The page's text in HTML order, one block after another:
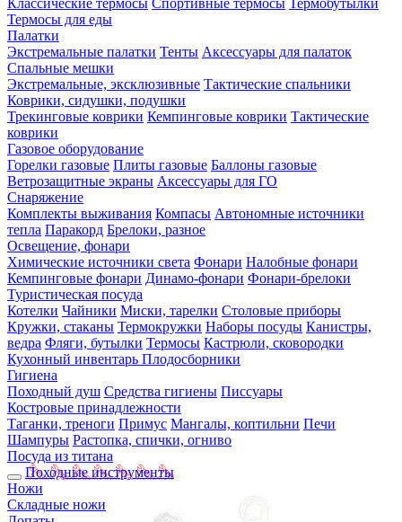
Классические термосы Спортивные термосы Термобутылки
Термосы для еды
Палатки
Экстремальные палатки Тенты Аксессуары для палаток
Спальные мешки
Экстремальные, эксклюзивные Тактические спальники
Коврики, сидушки, подушки
Трекинговые коврики Кемпинговые коврики Тактические
коврики
Газовое оборудование
Горелки газовые Плиты газовые Баллоны газовые
Ветрозащитные экраны Аксессуары для ГО
Снаряжение
Комплекты выживания Компасы Автономные источники
тепла Паракорд Брелоки, разное
Освещение, фонари
Химические источники света Фонари Налобные фонари
Кемпинговые фонари Динамо-фонари Фонари-брелоки
Туристическая посуда
Котелки Чайники Миски, тарелки Столовые приборы
Кружки, стаканы Термокружки Наборы посуды Канистры,
ведра Фляги, бутылки Термосы Кастрюли, сковородки
Кухонный инвентарь Плодосборники
Гигиена
Походный душ Средства гигиены Писсуары
Костровые принадлежности
Таганки, треноги Примус Мангалы, коптильни Печи
Шампуры Растопка, спички, огниво
Посуда из титана
Походные инструменты
Ножи
Складные ножи